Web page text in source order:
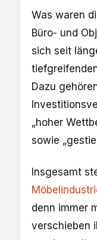
Was waren
Büro- und
sich seit
Dazu
„hoher
sowie
Insgesamt
denn immer
verschieben